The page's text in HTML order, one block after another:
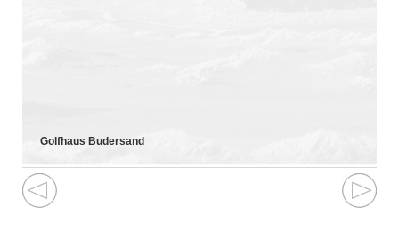
Golfhaus Budersand